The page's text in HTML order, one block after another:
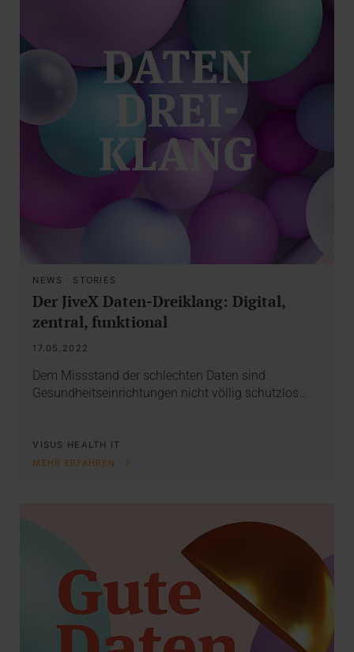
NEWS · STORIES
Der JiveX Daten-Dreiklang: Digital,
zentral, funktional
17.05.2022
Dem Missstand der schlechten Daten sind
Gesundheitseinrichtungen nicht völlig schutzlos…
VISUS HEALTH IT
MEHR ERFAHREN